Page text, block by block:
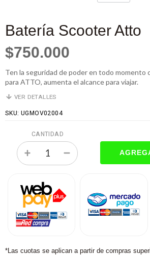
Batería Scooter Atto
$750.000
Ten la seguridad de poder en todo momento
para ATTO, aumenta el alcance para viajar.
VER DETALLES
SKU: UGMOV02004
CANTIDAD
*Las cuotas se aplican a partir de compras